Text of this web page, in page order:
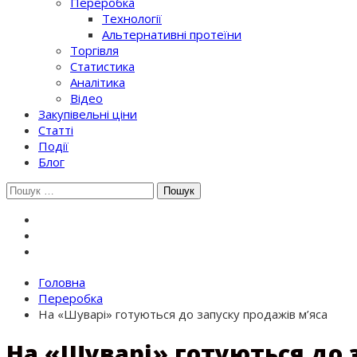
Технології
Альтернативні протеїни
Торгівля
Статистика
Аналітика
Відео
Закупівельні ціни
Статті
Події
Блог
Шукати:
Головна
Переробка
На «Шуварі» готуються до запуску продажів м’яса